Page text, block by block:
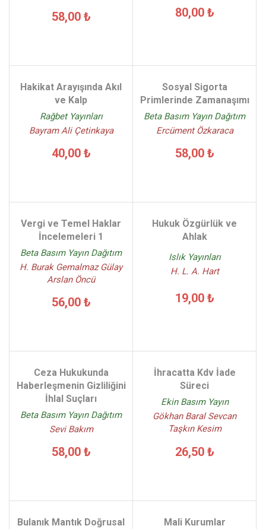
58,00 ₺ 80,00 ₺
Hakikat Arayışında Akıl
ve Kalp
Rağbet Yayınları
Bayram Ali Çetinkaya
40,00 ₺
Sosyal Sigorta
Primlerinde Zamanaşımı
Beta Basım Yayın Dağıtım
Ercüment Özkaraca
58,00 ₺
Vergi ve Temel Haklar
İncelemeleri 1
Beta Basım Yayın Dağıtım
H. Burak Gemalmaz Gülay
Arslan Öncü
56,00 ₺
Hukuk Özgürlük ve
Ahlak
Islık Yayınları
H. L. A. Hart
19,00 ₺
Ceza Hukukunda
Haberleşmenin Gizliliğini
İhlal Suçları
Beta Basım Yayın Dağıtım
Sevi Bakım
58,00 ₺
İhracatta Kdv İade
Süreci
Ekin Basım Yayın
Gökhan Baral Sevcan
Taşkın Kesim
26,50 ₺
Bulanık Mantık Doğrusal
Mali Kurumlar